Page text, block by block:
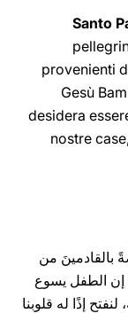
Santo
provenienti
Gesù
desidera
nostre
بالقادمينَ من
إن الطفل يسوع
إذًا له قلوبنا